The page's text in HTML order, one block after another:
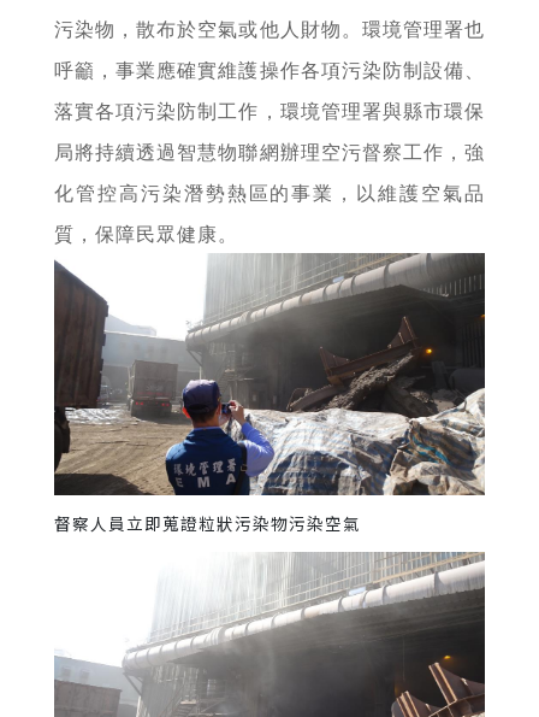
污染物，散布於空氣或他人財物。環境管理署也
呼籲，事業應確實維護操作各項污染防制設備、
落實各項污染防制工作，環境管理署與縣市環保
局將持續透過智慧物聯網辦理空污督察工作，強
化管控高污染潛勢熱區的事業，以維護空氣品
質，保障民眾健康。
督察人員立即蒐證粒狀污染物污染空氣